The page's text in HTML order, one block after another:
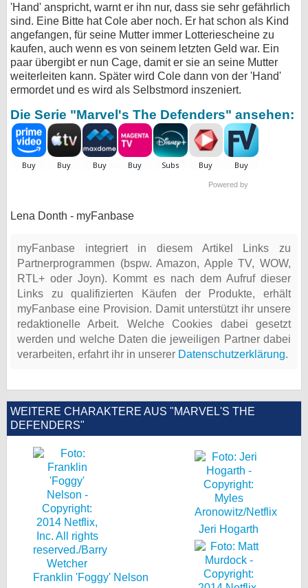
'Hand' anspricht, warnt er ihn nur, dass sie sehr gefährlich
sind. Eine Bitte hat Cole aber noch. Er hat schon als Kind
angefangen, für seine Mutter immer Lotteriescheine zu
kaufen, auch wenn es von seinem letzten Geld war. Ein
paar übergibt er nun Cage, damit er sie an seine Mutter
weiterleiten kann. Später wird Cole dann von der 'Hand'
ermordet und es wird als Selbstmord inszeniert.
Die Serie "Marvel's The Defenders" ansehen:
Powered by
Lena Donth - myFanbase
myFanbase integriert in diesem Artikel Links zu
Partnerprogrammen (bspw. Amazon, Apple TV, WOW,
RTL+ oder Joyn). Kommt es nach dem Aufruf dieser
Links zu qualifizierten Käufen der Produkte, erhält
myFanbase eine Provision. Damit unterstützt ihr unsere
redaktionelle Arbeit. Welche Cookies dabei gesetzt
werden und welche Daten die jeweiligen Partner dabei
verarbeiten, erfahrt ihr in unserer Datenschutzerklärung.
WEITERE CHARAKTERE AUS "MARVEL'S THE
DEFENDERS"
Franklin 'Foggy' Nelson
Jeri Hogarth